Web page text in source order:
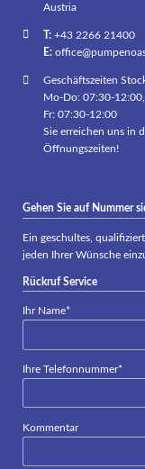
Austria
T:+43 2266 21400
E:
Geschäftszeiten
Mo-Do: 07:30-
Fr: 07:30-12:00
Sie erreichen uns in
Öffnungszeiten!
Gehen Sie auf Nummer
Ein geschultes,
jeden Ihrer Wünsche
Rückruf Service
Pflichtfeld
Ihr Name*
Pflichtfeld
Ihre Telefonnummer*
Kommentar